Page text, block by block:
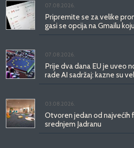
07.08.2026.
Pripremite se za velike
gasi se opcija na Gmailu
07.08.2026.
Prije dva dana EU je uveo
rade AI sadržaj: kazne su
03.08.2026.
Otvoren jedan od najvećih
srednjem Jadranu